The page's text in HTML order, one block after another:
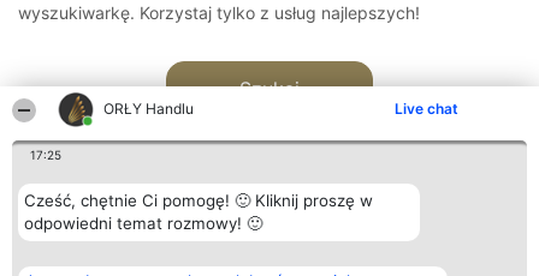
ORŁY Handlu Live chat
17:25
Cześć, chętnie Ci pomogę! 🙂 Kliknij proszę w
odpowiedni temat rozmowy! 🙂
wyszukiwarkę. Korzystaj tylko z usług najlepszych!
Szukaj
Organizator plebiscytu Plebiscyt Kontakt